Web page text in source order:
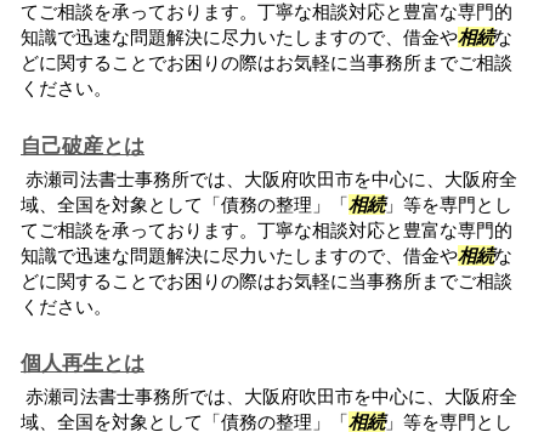
てご相談を承っております。丁寧な相談対応と豊富な専門的
知識で迅速な問題解決に尽力いたしますので、借金や相続な
どに関することでお困りの際はお気軽に当事務所までご相談
ください。
自己破産とは
赤瀬司法書士事務所では、大阪府吹田市を中心に、大阪府全
域、全国を対象として「債務の整理」「相続」等を専門とし
てご相談を承っております。丁寧な相談対応と豊富な専門的
知識で迅速な問題解決に尽力いたしますので、借金や相続な
どに関することでお困りの際はお気軽に当事務所までご相談
ください。
個人再生とは
赤瀬司法書士事務所では、大阪府吹田市を中心に、大阪府全
域、全国を対象として「債務の整理」「相続」等を専門とし